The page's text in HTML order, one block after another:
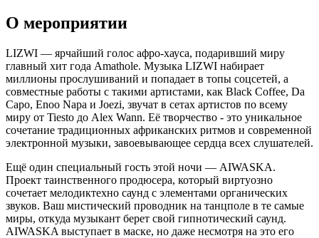
О мероприятии
LIZWI — ярчайший голос афро-хауса, подаривший миру
главный хит года Amathole. Музыка LIZWI набирает
миллионы прослушиваний и попадает в топы соцсетей, а
совместные работы с такими артистами, как Black Coffee, Da
Capo, Enoo Napa и Joezi, звучат в сетах артистов по всему
миру от Tiesto до Alex Wann. Её творчество - это уникальное
сочетание традиционных африканских ритмов и современной
электронной музыки, завоевывающее сердца всех слушателей.
Ещё один специальный гость этой ночи — AIWASKA.
Проект таинственного продюсера, который виртуозно
сочетает мелодиктехно саунд с элементами органических
звуков. Ваш мистический проводник на танцполе в те самые
миры, откуда музыкант берет свой гипнотический саунд.
AIWASKA выступает в маске, но даже несмотря на это его